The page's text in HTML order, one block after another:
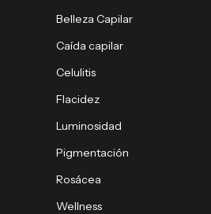
Belleza Capilar
Caída capilar
Celulitis
Flacidez
Luminosidad
Pigmentación
Rosácea
Wellness